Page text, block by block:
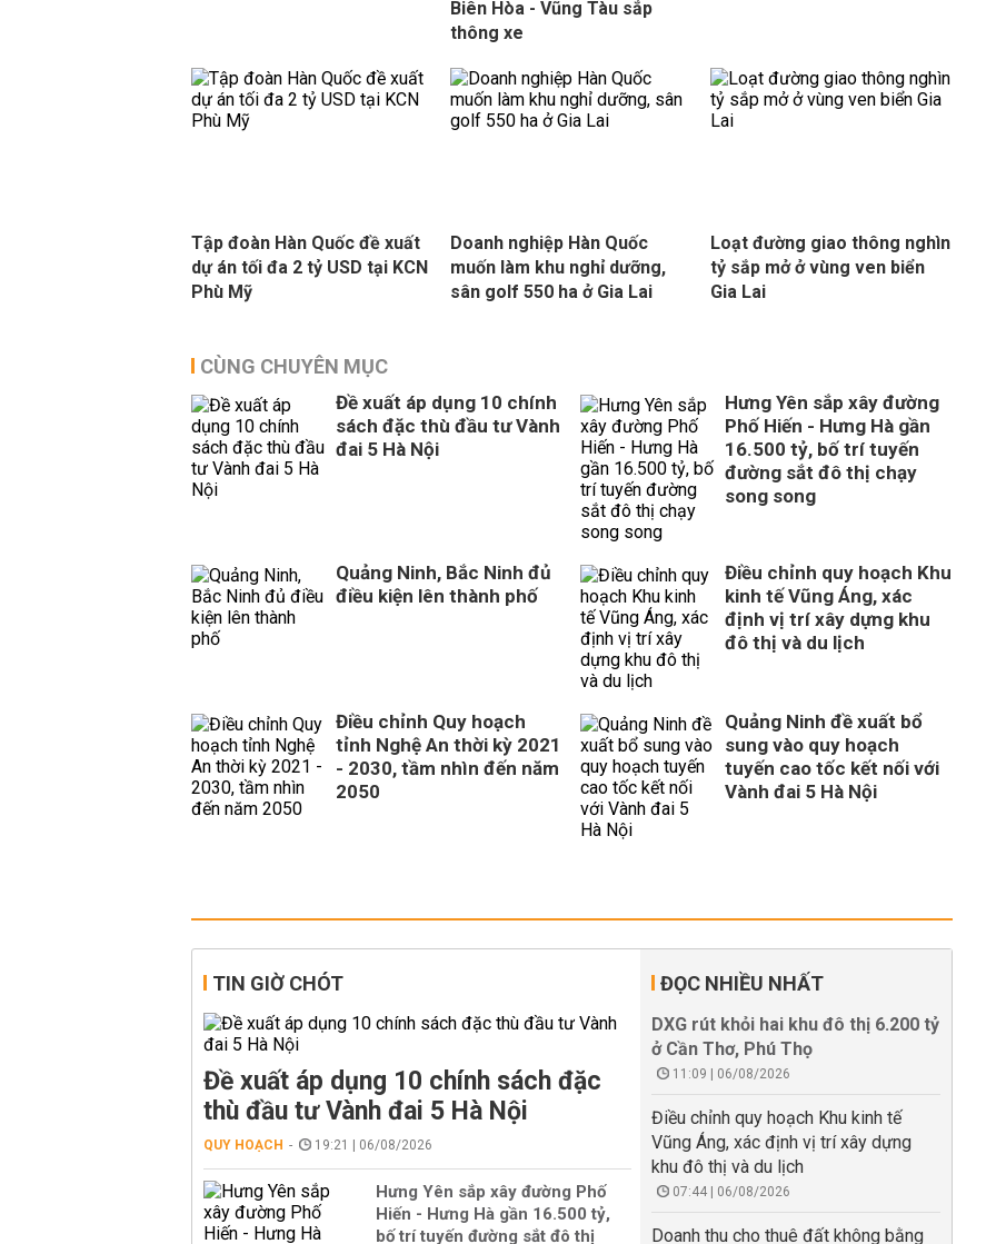
Biên Hòa - Vũng Tàu sắp
thông xe
Tập đoàn Hàn Quốc đề xuất
dự án tối đa 2 tỷ USD tại KCN
Phù Mỹ
Doanh nghiệp Hàn Quốc
muốn làm khu nghỉ dưỡng,
sân golf 550 ha ở Gia Lai
Loạt đường giao thông nghìn
tỷ sắp mở ở vùng ven biển
Gia Lai
CÙNG CHUYÊN MỤC
Đề xuất áp dụng 10 chính
sách đặc thù đầu tư Vành
đai 5 Hà Nội
Hưng Yên sắp xây đường
Phố Hiến - Hưng Hà gần
16.500 tỷ, bố trí tuyến
đường sắt đô thị chạy
song song
Quảng Ninh, Bắc Ninh đủ
điều kiện lên thành phố
Điều chỉnh quy hoạch Khu
kinh tế Vũng Áng, xác
định vị trí xây dựng khu
đô thị và du lịch
Điều chỉnh Quy hoạch
tỉnh Nghệ An thời kỳ 2021
- 2030, tầm nhìn đến năm
2050
Quảng Ninh đề xuất bổ
sung vào quy hoạch
tuyến cao tốc kết nối với
Vành đai 5 Hà Nội
TIN GIỜ CHÓT
Đề xuất áp dụng 10 chính sách đặc
thù đầu tư Vành đai 5 Hà Nội
QUY HOẠCH 19:21 | 06/08/2026
Hưng Yên sắp xây đường Phố
Hiến - Hưng Hà gần 16.500 tỷ,
bố trí tuyến đường sắt đô thị
ĐỌC NHIỀU NHẤT
DXG rút khỏi hai khu đô thị 6.200 tỷ
ở Cần Thơ, Phú Thọ
11:09 | 06/08/2026
Điều chỉnh quy hoạch Khu kinh tế
Vũng Áng, xác định vị trí xây dựng
khu đô thị và du lịch
07:44 | 06/08/2026
Doanh thu cho thuê đất không bằng